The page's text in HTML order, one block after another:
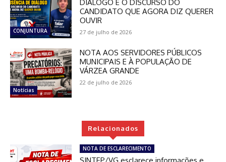
CONJUNTURA
DIÁLOGO E O DISCURSO DO
CANDIDATO QUE AGORA DIZ QUERER
OUVIR
27 de julho de 2026
Notícias
NOTA AOS SERVIDORES PÚBLICOS
MUNICIPAIS E À POPULAÇÃO DE
VÁRZEA GRANDE
22 de julho de 2026
Relacionados
NOTA DE ESCLARECIMENTO
SINTEP/VG esclarece informações e